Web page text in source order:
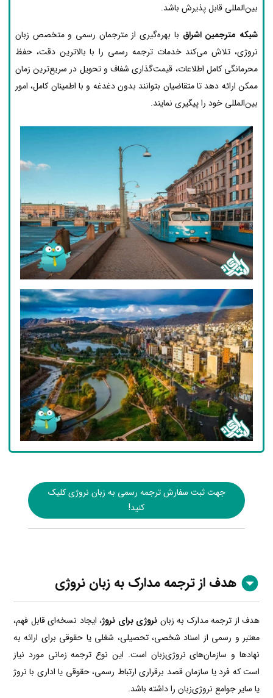
بین‌المللی قابل پذیرش باشد.
شبکه مترجمین اشراق با بهره‌گیری از مترجمان رسمی و متخصص زبان
نروژی، تلاش می‌کند خدمات ترجمه رسمی را با بالاترین دقت، حفظ
محرمانگی کامل اطلاعات، قیمت‌گذاری شفاف و تحویل در سریع‌ترین زمان
ممکن ارائه دهد تا متقاضیان بتوانند بدون دغدغه و با اطمینان کامل، امور
بین‌المللی خود را پیگیری نمایند.
جهت ثبت سفارش ترجمه رسمی به زبان نروژی کلیک
کنید!
هدف از ترجمه مدارک به زبان نروژی
هدف از ترجمه مدارک به زبان نروژی برای نروژ، ایجاد نسخه‌ای قابل فهم،
معتبر و رسمی از اسناد شخصی، تحصیلی، شغلی یا حقوقی برای ارائه به
نهادها و سازمان‌های نروژی‌زبان است. این نوع ترجمه زمانی مورد نیاز
است که فرد یا سازمان قصد برقراری ارتباط رسمی، حقوقی یا اداری با نروژ
یا سایر جوامع نروژی‌زبان را داشته باشد.